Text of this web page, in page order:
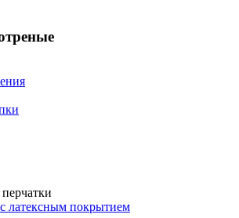
латексным покрытием